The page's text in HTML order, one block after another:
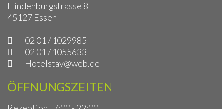
Hindenburgstrasse 8
45127 Essen
02 01 / 1029985
02 01 / 1055633
Hotelstay@web.de
ÖFFNUNGSZEITEN